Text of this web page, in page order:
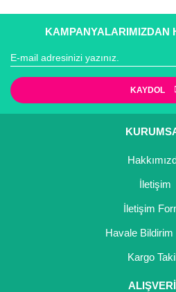
KAMPANYALARIMIZDAN
KAYDOL
İletişim
İletişim
Havale Bildirim
Kargo